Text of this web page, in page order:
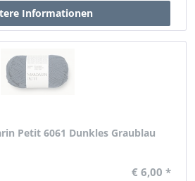
Petit 6061 Dunkles Graublau
€ 6,00 *